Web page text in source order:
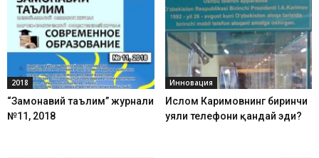
2018
“Замонавий таълим” журнали
№11, 2018
Инновация
Ислом Каримовнинг биринчи
уяли телефони қандай эди?